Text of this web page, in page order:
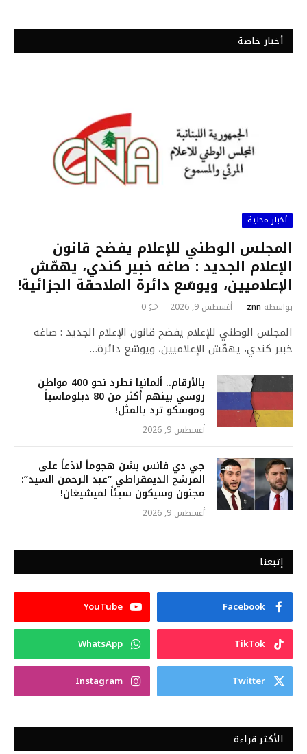
أخبار خاصة
أخبار محلية
المجلس الوطني للإعلام يفضح قانون
الإعلام الجديد : صاغه خبير كندي، يهمّش
الإعلاميين، ويوسّع دائرة الملاحقة الجزائية!
بواسطة znn أغسطس 9, 2026 0
المجلس الوطني للإعلام يفضح قانون الإعلام الجديد : صاغه
خبير كندي، يهمّش الإعلاميين، ويوسّع دائرة…
بالأرقام.. ألمانيا تطرد نحو 400 مواطن
روسي بينهم أكثر من 80 دبلوماسياً
وموسكو ترد بالمثل!
أغسطس 9, 2026
جي دي فانس يشن هجوماً لاذعاً على
المرشح الديمقراطي “عبد الرحمن السيد”:
مجنون وسيكون سيئاً لميشيغان!
أغسطس 9, 2026
إتبعنا
Facebook
YouTube
TikTok
WhatsApp
Twitter
Instagram
الأكثر قراءة